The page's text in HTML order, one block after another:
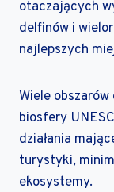
otaczających
delfinów i
najlepszych
Wiele
biosfery
działania
turystyki,
ekosystemy.